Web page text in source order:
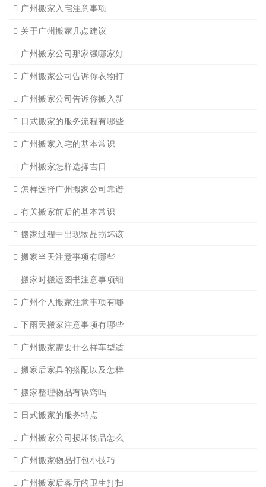
广州搬家流程
搬家有哪些细节是一定要注
广州搬家物品打包技巧
广州搬家入宅注意事项
关于广州搬家几点建议
广州搬家公司那家强哪家好
广州搬家公司告诉你衣物打
广州搬家公司告诉你搬入新
日式搬家的服务流程有哪些
广州搬家入宅的基本常识
广州搬家怎样选择吉日
怎样选择广州搬家公司靠谱
有关搬家前后的基本常识
搬家过程中出现物品损坏该
搬家当天注意事项有哪些
搬家时搬运图书注意事项细
广州个人搬家注意事项有哪
下雨天搬家注意事项有哪些
广州搬家需要什么样车型适
搬家后家具的搭配以及怎样
搬家整理物品有诀窍吗